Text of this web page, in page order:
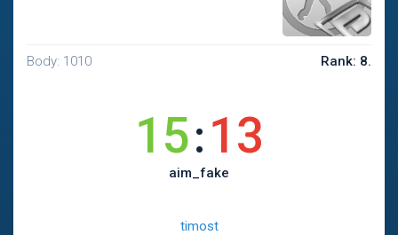
Body: 1010 Rank: 8.
15:13
aim_fake
timost